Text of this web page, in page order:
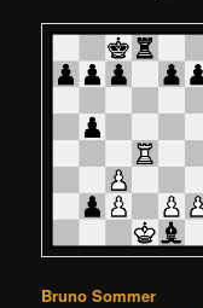
Bruno Sommer